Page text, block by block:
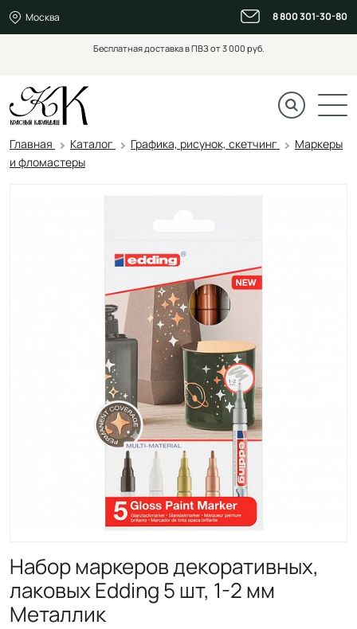
Москва 8 800 301-30-80
Бесплатная доставка в ПВЗ от 3 000 руб.
Главная Каталог Графика, рисунок, скетчинг
Маркеры
и фломастеры
Набор маркеров декоративных,
лаковых Edding 5 шт, 1-2 мм
Металлик